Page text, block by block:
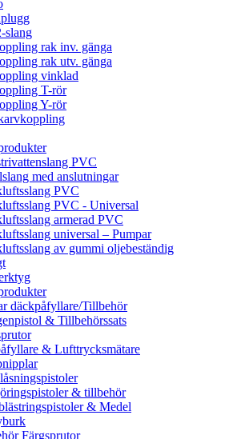
slang
rak inv. gänga
rak utv. gänga
vinklad
T-rör
Y-rör
PVC
med anslutningar
PVC
PVC - Universal
armerad PVC
universal – Pumpar
av gummi oljebeständig
däckpåfyllare/Tillbehör
& Tillbehörssats
& Lufttrycksmätare
& tillbehör
& Medel
Färgsprutor